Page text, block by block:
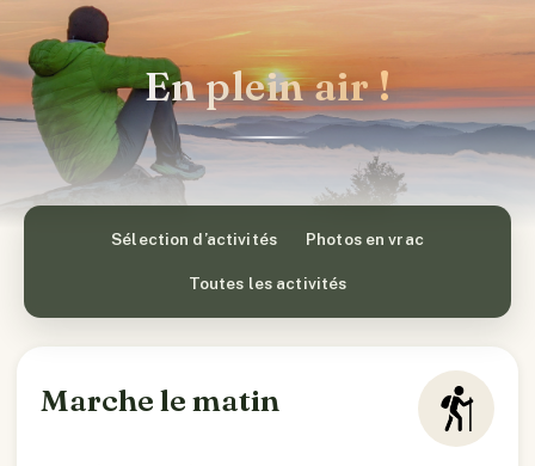
En plein air !
Sélection d’activités Photos en vrac
Toutes les activités
Marche le matin